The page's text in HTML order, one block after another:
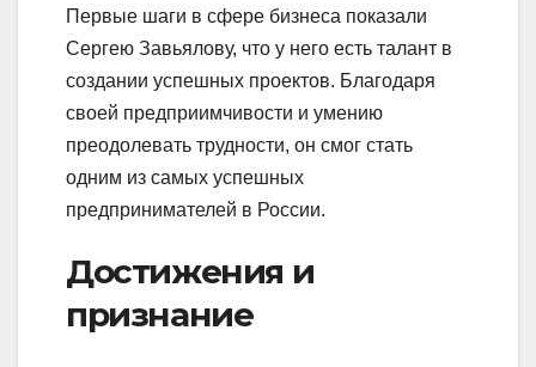
Первые шаги в сфере бизнеса показали
Сергею Завьялову, что у него есть талант в
создании успешных проектов. Благодаря
своей предприимчивости и умению
преодолевать трудности, он смог стать
одним из самых успешных
предпринимателей в России.
Достижения и
признание